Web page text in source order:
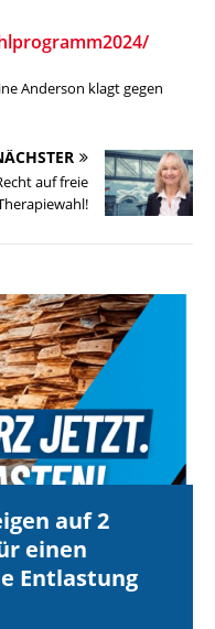
Anderson klagt gegen
auf freie
auf 2
einen
Entlastung